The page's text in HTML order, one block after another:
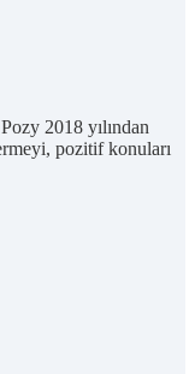
2018 yılından
pozitif konuları